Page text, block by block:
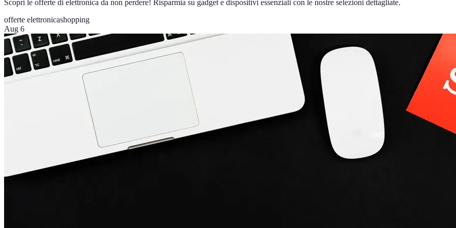
Scopri le offerte di elettronica da non perdere! Risparmia su gadget e dispositivi essenziali con le nostre selezioni dettagliate.
offerte elettronicashopping
Aug 6